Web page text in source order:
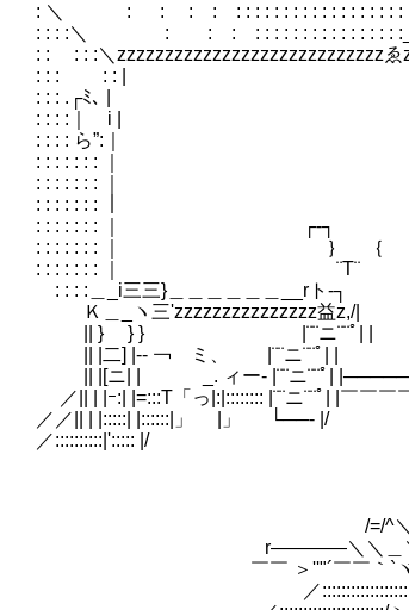
: ＼ : : : : : : : : : : : : : : : : : : : : : : : : : : :
: : : :＼ : : : : : : : : : : : : : : : : : : :_: : : : :
: : : : :＼zzzzzzzzzzzzzzzzzzzzzzzzzzzzゑ
: : : : : |
: : : .┌ﾐ､ |
: : : :｜ i | 〈
: : : : ら”:｜ 8io品{
: : : : : : : ｜ ﾟpi
: : : : : : : ｜ oﾟi
: : : : : : :
: : : : : : : ｜
: : : : : : : ｜
: : : : : : : ｜
: : : :＿_i三三}＿＿
Ｋ＿_ヽ三
|| } } } |¨¨ニ
|| |二] |-‐ ￢ ミ、
|| |[ニ| | _. ィー‐ |¨¨ニ¨¨ﾟ|
／|| | |ｰ:| |=:::T「っ|:|:::::::: |¨¨ニ¨¨ﾟ| |￣￣
／／|| | |:::::| |::::::|
／
〈
/=/^＼
r――――＼＼＿＼⌒＞-
￣￣ ＞''"´￣￣｀`ヾ〉
／